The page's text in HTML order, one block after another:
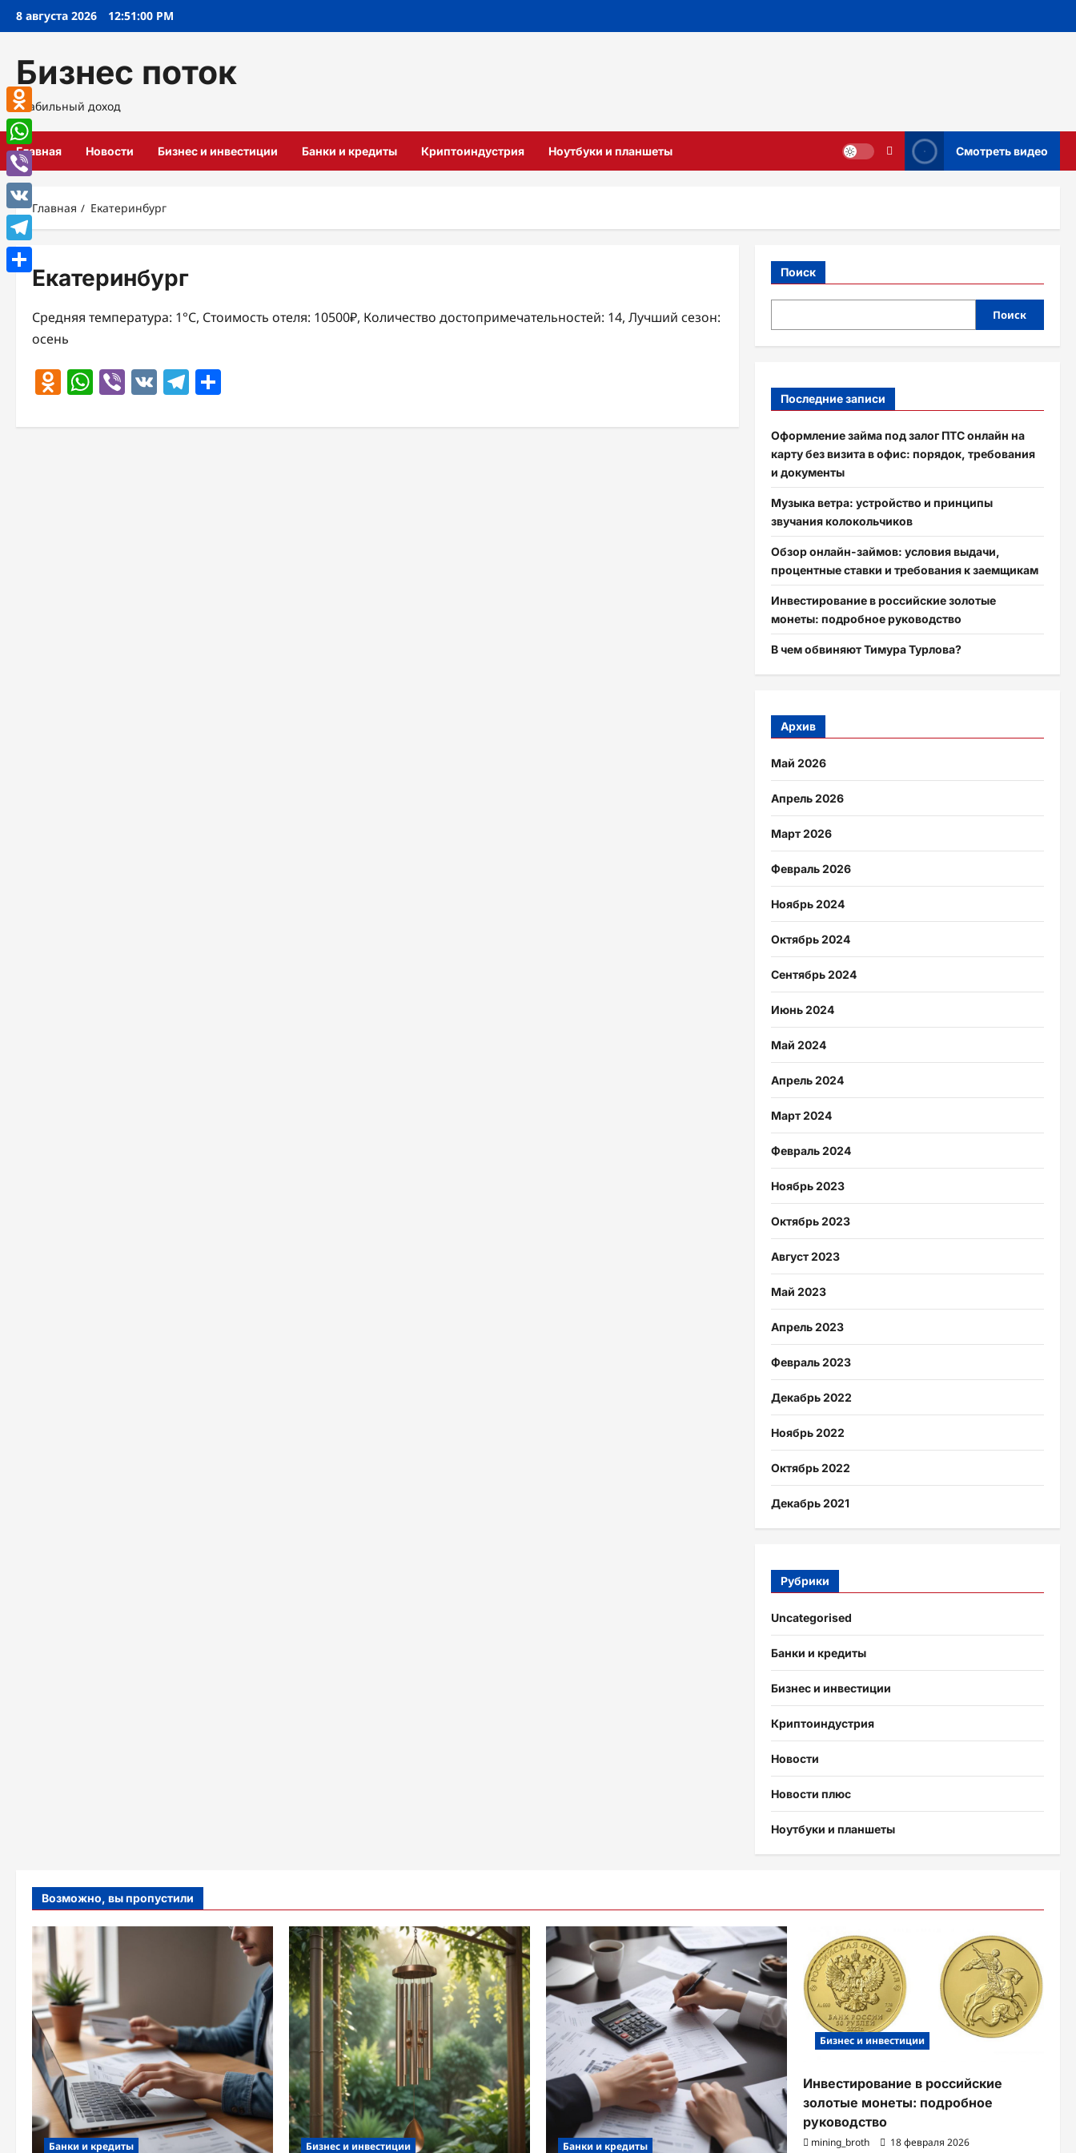
Перейти
8 августа 2026 12:51:01 PM
Бизнес поток
Стабильный доход
Главная Новости Бизнес и инвестиции Банки и кредиты Криптоиндустрия Ноутбуки и планшеты Смотреть видео
Главная Екатеринбург
Екатеринбург
Средняя температура: 1°C, Стоимость отеля: 10500₽, Количество достопримечательностей: 14, Лучший сезон:
осень
Odnoklassniki
WhatsApp
Viber
VK Telegram
Поиск
Поиск
Последние записи
Оформление займа под залог ПТС онлайн на
карту без визита в офис: порядок, требования
и документы
Музыка ветра: устройство и принципы
звучания колокольчиков
Обзор онлайн-займов: условия выдачи,
процентные ставки и требования к заемщикам
Инвестирование в российские золотые
монеты: подробное руководство
В чем обвиняют Тимура Турлова?
Архив
Май 2026
Апрель 2026
Март 2026
Февраль 2026
Ноябрь 2024
Октябрь 2024
Сентябрь 2024
Июнь 2024
Май 2024
Апрель 2024
Март 2024
Февраль 2024
Ноябрь 2023
Октябрь 2023
Август 2023
Май 2023
Апрель 2023
Февраль 2023
Декабрь 2022
Ноябрь 2022
Октябрь 2022
Декабрь 2021
Рубрики
Uncategorised
Банки и кредиты
Бизнес и инвестиции
Криптоиндустрия
Новости
Новости плюс
Ноутбуки и планшеты
Возможно, вы пропустили
Банки и кредиты Бизнес и инвестиции Банки и кредиты
Бизнес и инвестиции
Инвестирование в российские
золотые монеты: подробное
руководство
mining_broth 18 февраля 2026
Odnoklassniki
WhatsApp
Viber
VK
Telegram
Отправить